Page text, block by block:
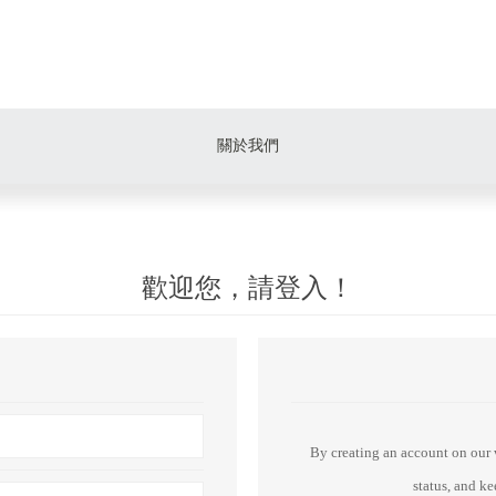
關於我們
歡迎您，請登入！
By creating an account on our
status, and